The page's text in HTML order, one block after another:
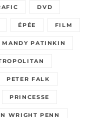
DVD
ÉPÉE FILM
MANDY PATINKIN
PETER FALK
PRINCESSE
WRIGHT PENN